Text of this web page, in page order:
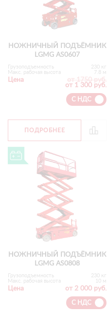
НОЖНИЧНЫЙ ПОДЪЁМНИК
LGMG AS0607
Грузоподъемность
230 кг
Макс. рабочая высота
7.8 м
Цена от 1750 руб.
от 1 300 руб.
С НДС
ПОДРОБНЕЕ
НОЖНИЧНЫЙ ПОДЪЁМНИК
LGMG AS0808
Грузоподъемность
230 кг
Макс. рабочая высота
10 м
Цена от 2 000 руб.
С НДС